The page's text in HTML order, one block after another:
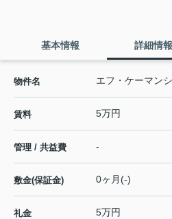
基本情報 詳細情報
物件名 エフ・ケーマン
賃料 5万円
管理 / 共益費 -
敷金(保証金) 0ヶ月(-)
礼金 5万円